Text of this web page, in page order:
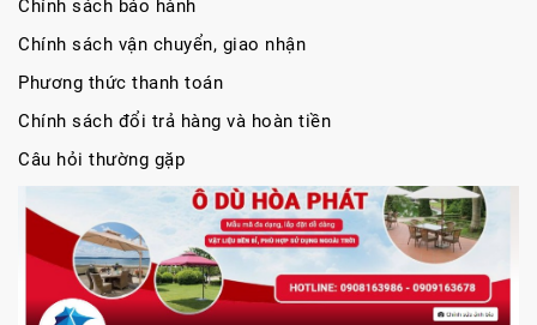
Chính sách bảo hành
Chính sách vận chuyển, giao nhận
Phương thức thanh toán
Chính sách đổi trả hàng và hoàn tiền
Câu hỏi thường gặp